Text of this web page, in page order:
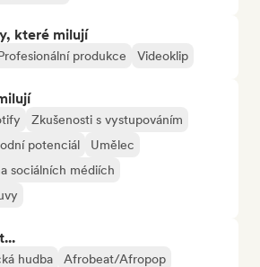
které milují
produkce Videoklip
Zkušenosti s vystupováním
potenciál
Umělec
sociálních médiích
hudba
Afrobeat/Afropop